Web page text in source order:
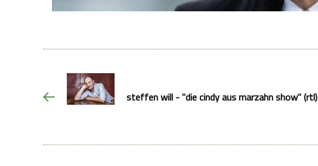
steffen will - "die cindy aus marzahn show" (rtl)